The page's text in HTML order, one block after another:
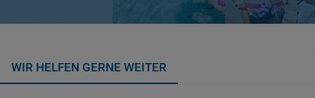
WIR HELFEN GERNE WEITER